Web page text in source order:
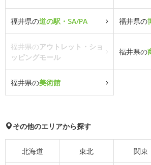
福井県の道の駅・SA/PA 福井県の
福井県のアウトレット・ショ
ッピングモール
福井県の
福井県の美術館
その他のエリアから探す
北海道 東北 関東